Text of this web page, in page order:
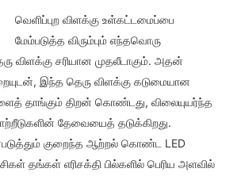
வெளிப்புற விளக்கு உள்கட்டமைப்பை
மேம்படுத்த விரும்பும் எந்தவொரு
விளக்கு சரியான முதலீடாகும். அதன்
இந்த தெரு விளக்கு கடுமையான
தாங்கும் திறன் கொண்டது, விலையுயர்ந்த
தேவையைத் தடுக்கிறது.
குறைந்த ஆற்றல் கொண்ட LED
தங்கள் எரிசக்தி பில்களில் பெரிய அளவில்